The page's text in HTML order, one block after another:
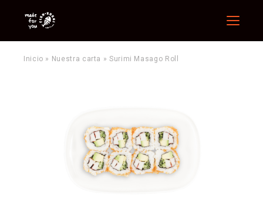
Menu
Inicio » Nuestra carta »Surimi Masago Roll